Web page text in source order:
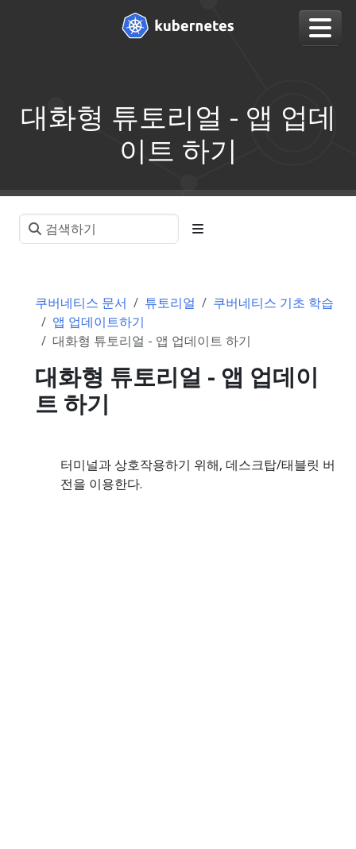
대화형 튜토리얼 - 앱 업데
이트 하기
쿠버네티스 문서 튜토리얼
쿠버네티스 기초 학습
앱 업데이트하기
대화형 튜토리얼 - 앱 업데이트 하기
대화형 튜토리얼 - 앱 업데이
트 하기
터미널과 상호작용하기 위해, 데스크탑/태블릿 버
전을 이용한다.